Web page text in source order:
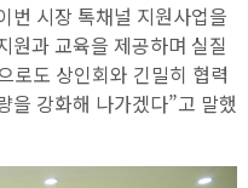
번 시장 톡채널 지원사업을
원과 교육을 제공하며 실질
로도 상인회와 긴밀히 협력
을 강화해 나가겠다”고 말했